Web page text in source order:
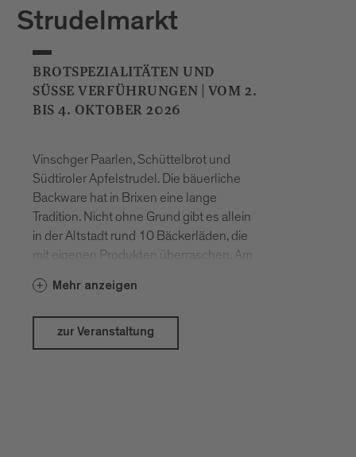
Strudelmarkt
BROTSPEZIALITÄTEN UND
SÜSSE VERFÜHRUNGEN | VOM 2. B
IS 4. OKTOBER 2026
Vinschger Paarlen, Schüttelbrot und
Südtiroler Apfelstrudel. Die bäuerliche
Backware hat in Brixen eine lange
Tradition. Nicht ohne Grund gibt es allein
in der Altstadt rund 10 Bäckerläden, die
mit eigenen Produkten überraschen. Am
sich in Brixen alles um die traditionelle
Südtirol. Beim Südtiroler Brot- und
Strudelmarkt können am Domplatz
Mehr anzeigen
zur Veranstaltung